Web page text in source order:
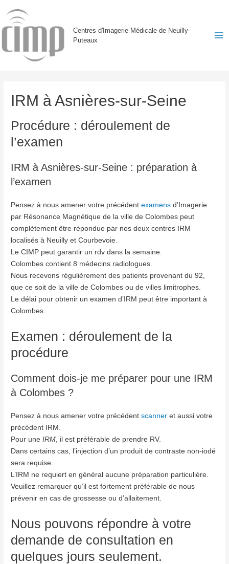
Centres d'Imagerie Médicale de Neuilly-
Puteaux
IRM à Asnières-sur-Seine
Procédure : déroulement de
l’examen
IRM à Asnières-sur-Seine : préparation à
l’examen
Pensez à nous amener votre précédentexamens d’Imagerie
par Résonance Magnétique de la ville de Colombes peut
complètement être répondue par nos deux centres IRM
localisés à Neuilly et Courbevoie.
Le CIMP peut garantir un rdv dans la semaine.
Colombes contient 8 médecins radiologues.
Nous recevons régulièrement des patients provenant du 92,
que ce soit de la ville de Colombes ou de villes limitrophes.
Le délai pour obtenir un examen d’IRM peut être important à
Colombes.
Examen : déroulement de la
procédure
Comment dois-je me préparer pour une IRM
à Colombes ?
Pensez à nous amener votre précédentscanner et aussi votre
précédent IRM.
Pour uneIRM , il est préférable de prendre RV.
Dans certains cas, l’injection d’un produit de contraste non-iodé
sera requise.
L’IRM ne requiert en général aucune préparation particulière.
Veuillez remarquer qu’il est fortement préférable de nous
prévenir en cas de grossesse ou d’allaitement.
Nous pouvons répondre à votre
demande de consultation en
quelques jours seulement.